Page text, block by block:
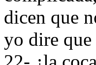
dicen que
yo dire